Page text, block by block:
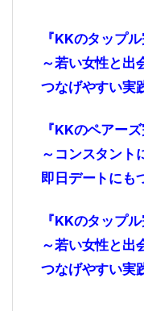
『KKのタップ
～若い女性と出
つなげやすい実
『KKのペアー
～コンスタント
即日デートにも
『KKのタップ
～若い女性と出
つなげやすい実